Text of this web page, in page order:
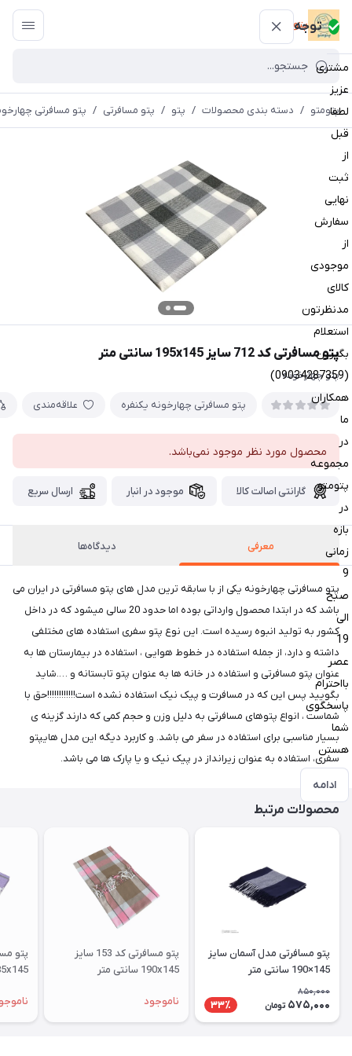
توجه
مشتری
عزیز
لطفا
قبل
از
ثبت
نهایی
سفارش
از
موجودی
کالای
مدنظرتون
استعلام
بگیرین
(09034287359)
همکاران
ما
در
مجموعه
پتومتو
در
بازه
زمانی
9
صبح
الی
19
عصر
بااحترام
پاسخگوی
شما
هستن
ادامه
پتومتو
پتومتو / دسته بندی محصولات / پتو / پتو مسافرتی / پتو مسافرتی
پتو مسافرتی کد 712 سایز 195x145 سانتی متر
پتو چهارخونه
پتو مسافرتی چهارخونه یکنفره علاقه‌مندی
محصول مورد نظر موجود نمی‌باشد.
گارانتی اصالت کالا موجود در انبار ارسال سریع
معرفی دیدگاه‌ها
پتو مسافرتی چهارخونه یکی از با سابقه ترین مدل های پتو مسافرتی در ایران می
باشد که در ابتدا محصول وارداتی بوده اما حدود 20 سالی میشود که در داخل
کشور به تولید انبوه رسیده است. این نوع پتو سفری استفاده های مختلفی
داشته و دارد، از جمله استفاده در خطوط هوایی ، استفاده در بیمارستان ها به
عنوان پتو مسافرتی و استفاده در خانه ها به عنوان پتو تابستانه و ….شاید
بگویید پس این که در مسافرت و پیک نیک استفاده نشده است!!!!!!!!!!!!حق با
شماست ، انواع پتوهای مسافرتی به دلیل وزن و حجم کمی که دارند گزینه ی
بسیار مناسبی برای استفاده در سفر می باشد. و کاربرد دیگه این مدل هایپتو
سفری، استفاده به عنوان زیرانداز در پیک نیک و یا پارک ها می باشد.
محصولات مرتبط
پتو مسافرتی مدل آسمان سایز
145×190 سانتی متر
850,000
575,000 تومان 33٪
پتو مسافرتی کد 153 سایز
190x145 سانتی متر
ناموجود
185x145 سانتی متر